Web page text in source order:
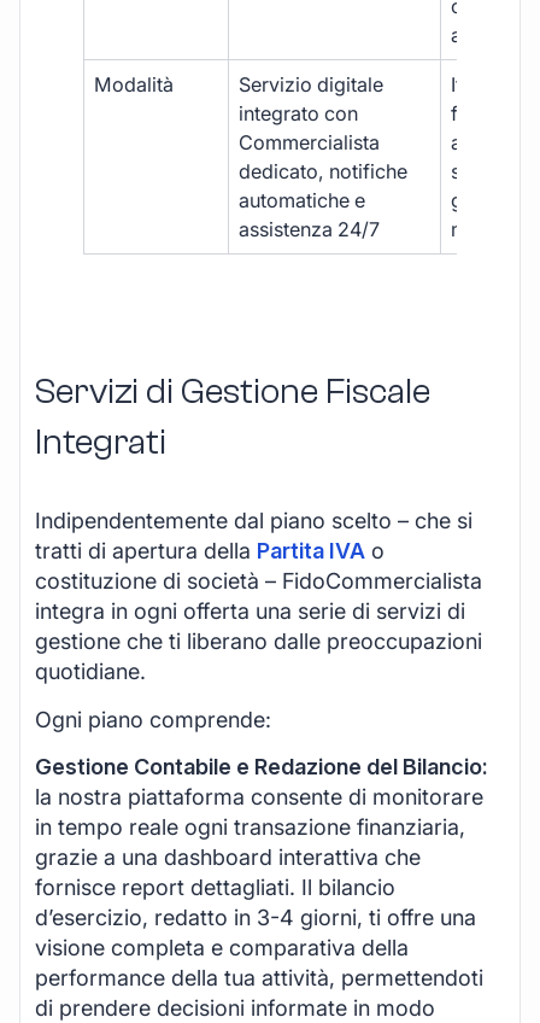
ogni
Modalità
Servizio digitale
integrato con
Commercialista
dedicato, notifiche
automatiche e
assistenza 24/7
Iter
studio e
gestione
manuale
Servizi di Gestione Fiscale
Integrati
Indipendentemente dal piano scelto – che si
tratti di apertura della Partita IVA o
costituzione di società – FidoCommercialista
integra in ogni offerta una serie di servizi di
gestione che ti liberano dalle preoccupazioni
quotidiane.
Ogni piano comprende:
Gestione Contabile e Redazione del Bilancio:
la nostra piattaforma consente di monitorare
in tempo reale ogni transazione finanziaria,
grazie a una dashboard interattiva che
fornisce report dettagliati. Il bilancio
d’esercizio, redatto in 3-4 giorni, ti offre una
visione completa e comparativa della
performance della tua attività, permettendoti
di prendere decisioni informate in modo